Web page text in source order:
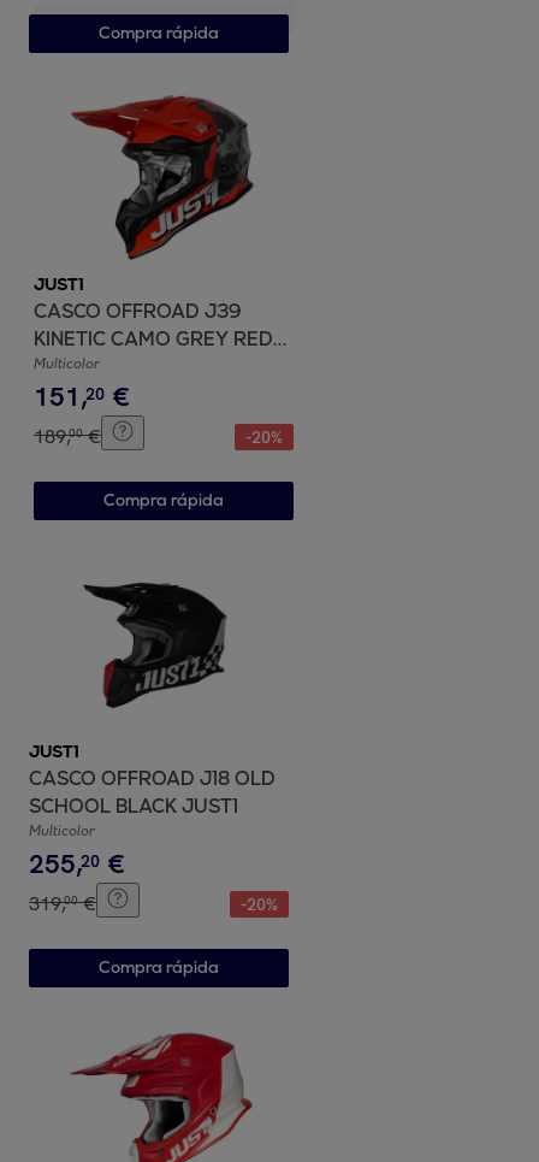
Compra rápida
JUST1
CASCO OFFROAD J39
KINETIC CAMO GREY RED
FLUO ORANGE JUST1
Multicolor
151,20 €
189,00 € -20%
Compra rápida
JUST1
CASCO OFFROAD J18 OLD
SCHOOL BLACK JUST1
Multicolor
255,20 €
319,00 € -20%
Compra rápida